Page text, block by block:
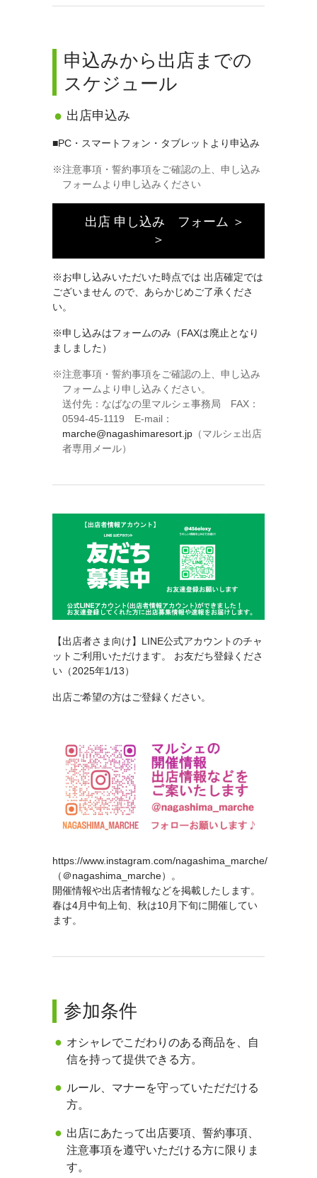
申込みから出店までの
スケジュール
出店申込み
■PC・スマートフォン・タブレットより申込み
注意事項・誓約事項をご確認の上、申し込み
フォームより申し込みください
出店 申し込み フォーム ＞
＞
※お申し込みいただいた時点では 出店確定では
ございません ので、あらかじめご了承くださ
い。
※申し込みはフォームのみ（FAXは廃止となり
ましました）
注意事項・誓約事項をご確認の上、申し込み
フォームより申し込みください。
送付先：なばなの里マルシェ事務局 FAX：
0594-45-1119 E-mail：
marche@nagashimaresort.jp （マルシェ 出店
者専用メール）
【出店者さま向け】 LINE公式アカウントのチャ
ット ご利用いただけます。 お友だち登録くださ
い（2025年1/13）
出店ご希望の方はご登録ください。
https://www.instagram.com/nagashima_marche/
（＠nagashima_marche）。
開催情報や出店者情報などを掲載したします。
春は4月中旬上旬、秋は10月下旬に開催してい
ます。
参加条件
オシャレでこだわりのある商品を、自
信を持って提供できる方。
ルール、マナーを守っていただだける
方。
出店にあたって出店要項、誓約事項、
注意事項を遵守いただける方に限りま
す。